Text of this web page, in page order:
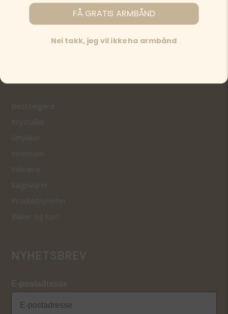
Betingelser og personvern
Bytting og retur
Frakt og Levering
Bestselgere
Krystaller
Smykker
Intensjon
Velvære
Salgsvarer
Produktnyheter
Bøker og kort
NYHETSBREV
E-postadresse
FÅ GRATIS ARMBÅND
Nei takk, jeg vil ikke ha armbånd